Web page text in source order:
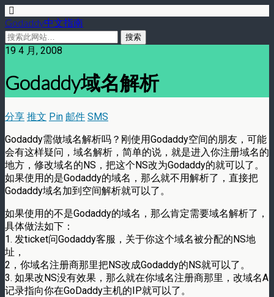
Godaddy中文指南
19 4 月, 2008
Godaddy域名解析
分享 推文 Pin 邮件 SMS
Godaddy需做域名解析吗？刚使用Godaddy空间的朋友，可能
会有这样疑问，域名解析，简单的说，就是进入你注册域名的
地方，修改域名的NS，把这个NS改为Godaddy的就可以了。
如果使用的是Godaddy的域名，那么就不用解析了，直接把
Godaddy域名加到空间解析就可以了。
如果使用的不是Godaddy的域名，那么肯定需要域名解析了，
具体做法如下：
1. 发ticket问Godaddy客服，关于你这个域名被分配的NS地
址，
2，你域名注册商那里把NS改成Godaddy的NS就可以了。
3. 如果改NS没有效果，那么就在你域名注册商那里，改域名A
记录指向你在GoDaddy主机的IP就可以了。